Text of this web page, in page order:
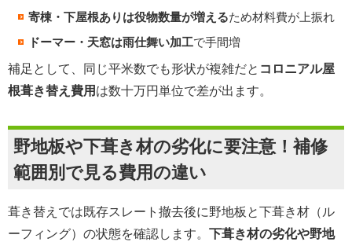
寄棟・下屋根ありは役物数量が増えるため材料費が上振れ
ドーマー・天窓は雨仕舞い加工で手間増
補足として、同じ平米数でも形状が複雑だと コロニアル屋
根葺き替え費用 は数十万円単位で差が出ます。
野地板や下葺き材の劣化に要注意！補修
範囲別で見る費用の違い
葺き替えでは既存スレート撤去後に野地板と下葺き材（ル
ーフィング）の状態を確認します。 下葺き材の劣化や野地